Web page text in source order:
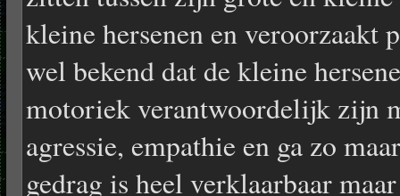
kleine hersenen en
wel bekend dat de kleine
motoriek verantwoordelijk zijn
agressie, empathie en ga zo
gedrag is heel verklaarbaar